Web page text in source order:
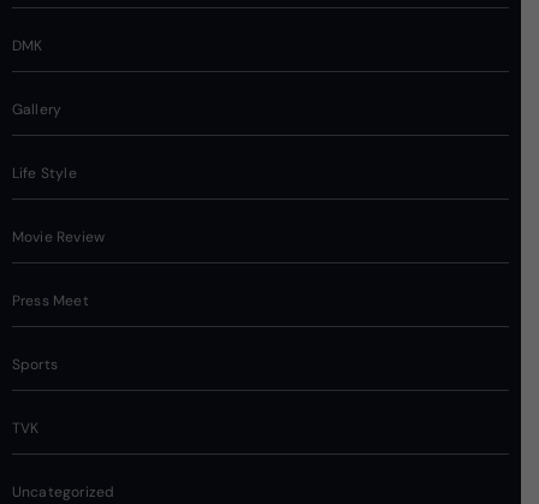
DMK
Gallery
Life Style
Movie Review
Press Meet
Sports
TVK
Uncategorized